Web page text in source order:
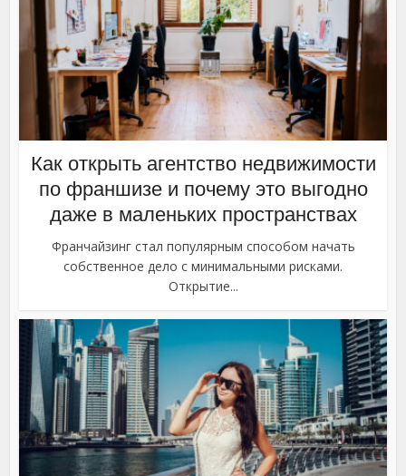
Как открыть агентство недвижимости
по франшизе и почему это выгодно
даже в маленьких пространствах
Франчайзинг стал популярным способом начать
собственное дело с минимальными рисками.
Открытие...